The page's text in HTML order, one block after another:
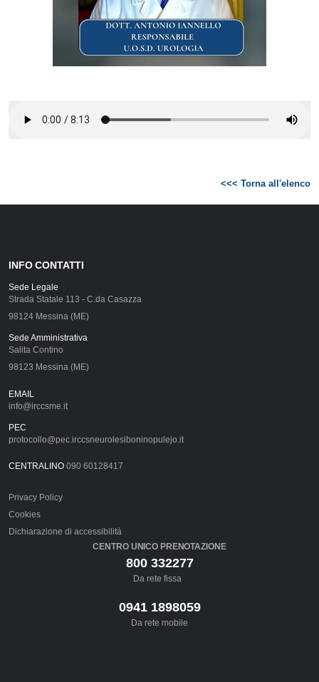
<<< Torna all'elenco
INFO CONTATTI
Sede Legale
Strada Statale 113 - C.da Casazza
98124 Messina (ME)
Sede Amministrativa
Salita Contino
98123 Messina (ME)
EMAIL
info@irccsme.it
PEC
protocollo@pec.irccsneurolesiboninopulejo.it
CENTRALINO 090 60128417
Privacy Policy
Cookies
Dichiarazione di accessibilità
CENTRO UNICO PRENOTAZIONE
800 332277
Da rete fissa
0941 1898059
Da rete mobile